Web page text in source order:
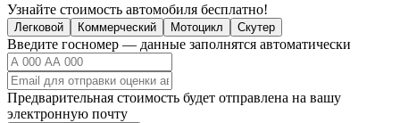
Узнайте стоимость автомобиля бесплатно!
Легковой Коммерческий Мотоцикл Скутер
Введите госномер — данные заполнятся автоматически
Предварительная стоимость будет отправлена на вашу
электронную почту